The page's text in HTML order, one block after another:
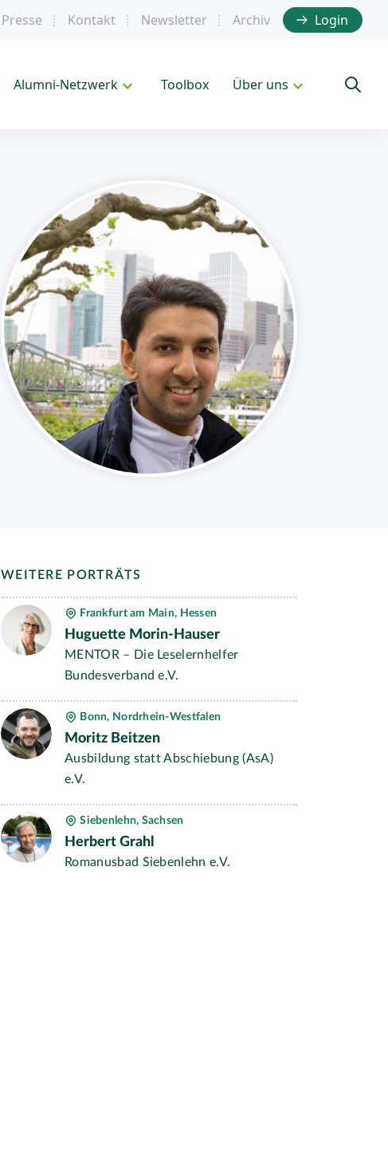
Presse Kontakt Newsletter Archiv Login
Alumni-Netzwerk Toolbox Über uns
WEITERE PORTRÄTS
Frankfurt am Main, Hessen
Huguette Morin-Hauser
MENTOR – Die Leselernhelfer
Bundesverband e.V.
Bonn, Nordrhein-Westfalen
Moritz Beitzen
Ausbildung statt Abschiebung (AsA)
e.V.
Siebenlehn, Sachsen
Herbert Grahl
Romanusbad Siebenlehn e.V.